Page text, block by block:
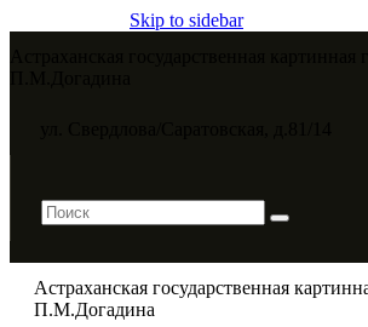
Skip to sidebar
Астраханская государственная
П.М.Догадина​